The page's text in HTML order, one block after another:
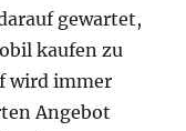
gewartet,
kaufen zu
wird immer
Angebot